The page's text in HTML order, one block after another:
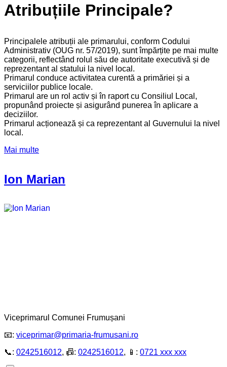
Atribuțiile Principale?
Principalele atribuții ale primarului, conform Codului
Administrativ (OUG nr. 57/2019), sunt împărțite pe mai multe
categorii, reflectând rolul său de autoritate executivă și de
reprezentant al statului la nivel local.
Primarul conduce activitatea curentă a primăriei și a
serviciilor publice locale.
Primarul are un rol activ și în raport cu Consiliul Local,
propunând proiecte și asigurând punerea în aplicare a
deciziilor.
Primarul acționează și ca reprezentant al Guvernului la nivel
local.
Mai multe
Ion Marian
Viceprimarul Comunei Frumușani
📧: viceprimar@primaria-frumusani.ro
📞: 0242516012, 📠: 0242516012, 📱: 0721 xxx xxx